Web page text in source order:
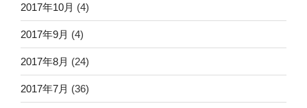
2017年10月 (4)
2017年9月 (4)
2017年8月 (24)
2017年7月 (36)